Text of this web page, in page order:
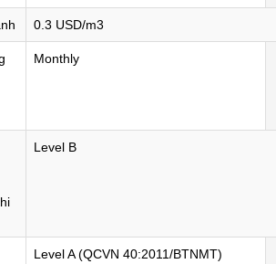
0.3 USD/m3
Monthly
Level B
Level A (QCVN 40:2011/BTNMT)